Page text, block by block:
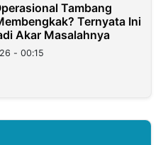
Tambang
Ternyata Ini
Akar Masalahnya
- 00:15